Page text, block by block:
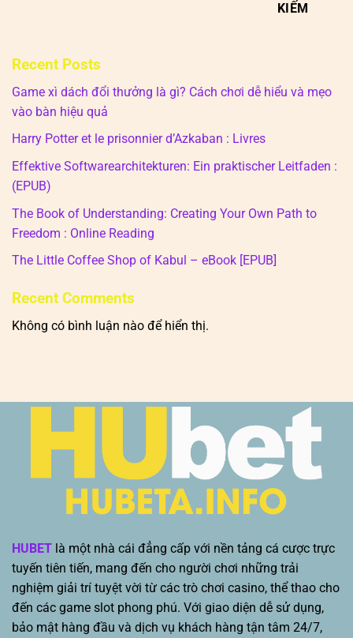
KIẾM
Recent Posts
Game xì dách đổi thưởng là gì? Cách chơi dễ hiểu và mẹo
vào bàn hiệu quả
Harry Potter et le prisonnier d’Azkaban : Livres
Effektive Softwarearchitekturen: Ein praktischer Leitfaden :
(EPUB)
The Book of Understanding: Creating Your Own Path to
Freedom : Online Reading
The Little Coffee Shop of Kabul – eBook [EPUB]
Recent Comments
Không có bình luận nào để hiển thị.
HUBET là một nhà cái đẳng cấp với nền tảng cá cược trực
tuyến tiên tiến, mang đến cho người chơi những trải
nghiệm giải trí tuyệt vời từ các trò chơi casino, thể thao cho
đến các game slot phong phú. Với giao diện dễ sử dụng,
bảo mật hàng đầu và dịch vụ khách hàng tận tâm 24/7,